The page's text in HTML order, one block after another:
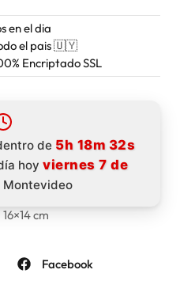
en el dia
el pais 🇺🇾
Encriptado SSL
de 5h 18m 32s
hoy viernes 7 de
Montevideo
cm
Facebook